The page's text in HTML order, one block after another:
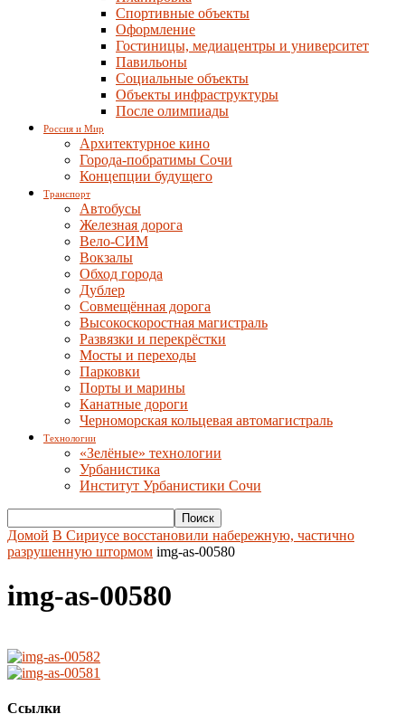
Спортивные объекты
Оформление
Гостиницы, медиацентры и университет
Павильоны
Социальные объекты
Объекты инфраструктуры
После олимпиады
Россия и Мир
Архитектурное кино
Города-побратимы Сочи
Концепции будущего
Транспорт
Автобусы
Железная дорога
Вело-СИМ
Вокзалы
Обход города
Дублер
Совмещённая дорога
Высокоскоростная магистраль
Развязки и перекрёстки
Мосты и переходы
Парковки
Порты и марины
Канатные дороги
Черноморская кольцевая автомагистраль
Технологии
«Зелёные» технологии
Урбанистика
Институт Урбанистики Сочи
Домой В Сириусе восстановили набережную, частично
разрушенную штормом img-as-00580
img-as-00580
Ссылки